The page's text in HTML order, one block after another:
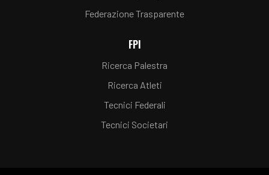
Federazione Trasparente
FPI
Ricerca Palestra
Ricerca Atleti
Tecnici Federali
Tecnici Societari